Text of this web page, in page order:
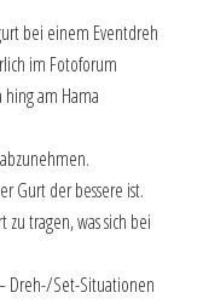
bei einem Eventdreh
im Fotoforum
am Hama
Gurt der bessere ist.
zu tragen, was sich bei
Dreh-/Set-Situationen